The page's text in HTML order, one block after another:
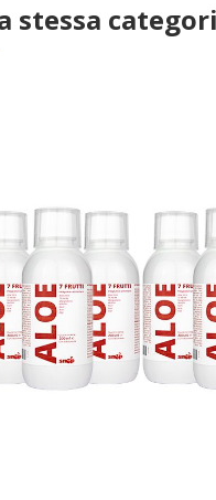
stessa